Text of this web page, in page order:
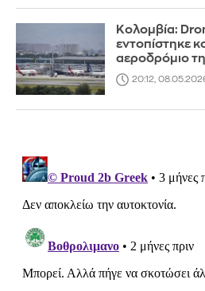
Κολομβία:
εντοπίστηκε
αεροδρόμιο
20:12,